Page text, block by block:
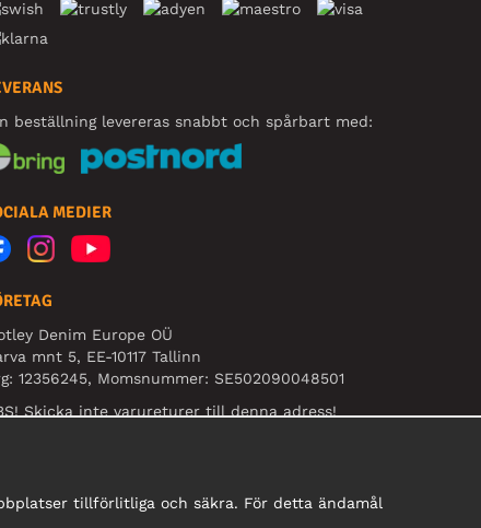
beställning levereras snabbt och spårbart med:
MEDIER
Denim Europe OÜ
mnt 5, EE-10117 Tallinn
12356245, Momsnummer: SE502090048501
Skicka inte varureturer till denna adress!
tillförlitliga och säkra. För detta ändamål